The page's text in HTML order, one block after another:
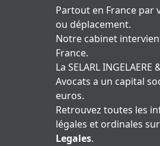
Partout en France par
ou déplacement.
Notre cabinet
France.
La SELARL
Avocats a un capital
euros.
Retrouvez toutes les
légales et ordinales sur
Legales.